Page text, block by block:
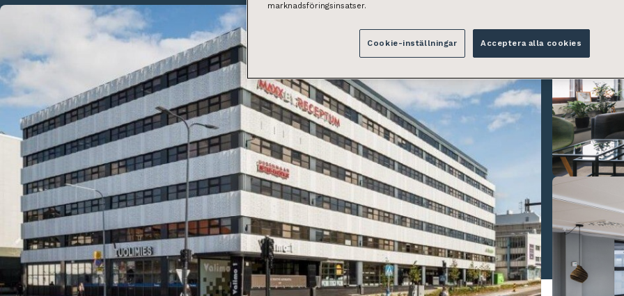
marknadsföringsinsatser.
Cookie-inställningar Acceptera alla cookies